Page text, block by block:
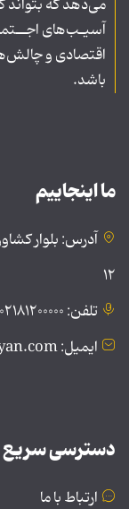
می‌دهد که
آسیـب‌های
اقتصادی و
باشد.
ما اینجاییم
آدرس: بلوار
۱۲
تلفن: ۰۲۱۸۱۲۰۰۰۰۰
ایمیل: public@tebyan.com
دسترسی سریع
ارتباط با ما